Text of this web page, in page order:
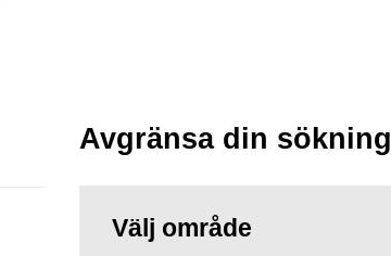
Avgränsa din sökning
Välj område